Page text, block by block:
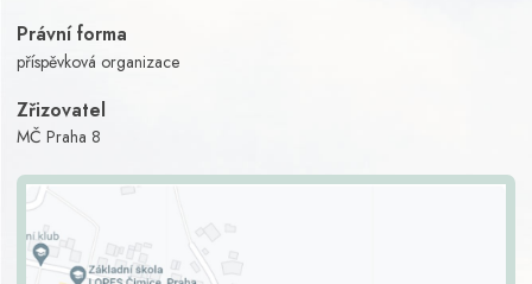
Právní forma
příspěvková organizace
Zřizovatel
MČ Praha 8